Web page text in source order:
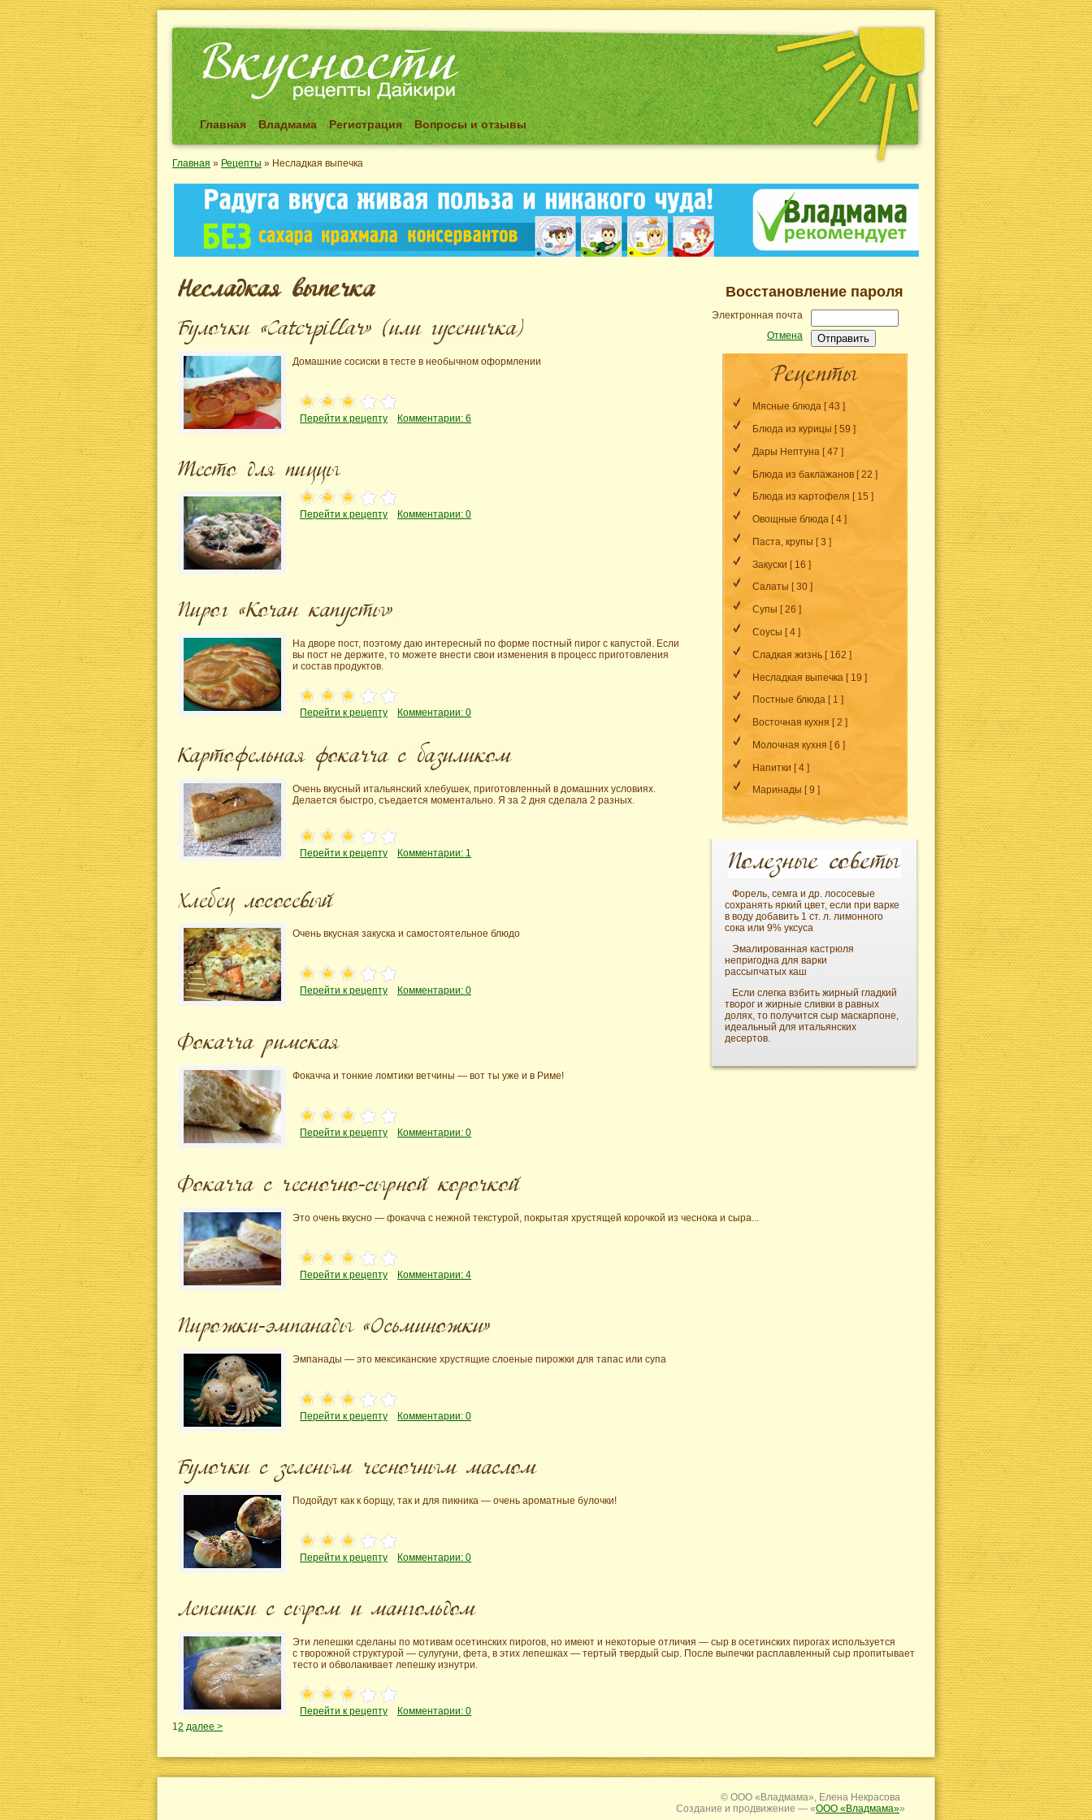
Главная Владмама Регистрация Вопросы и отзывы
Главная » Рецепты » Несладкая выпечка
Восстановление пароля
Электронная почта
Отмена
Отправить
Мясные блюда[ 43 ]
Блюда из курицы [ 59 ]
Дары Нептуна [ 47 ]
Блюда из баклажанов[ 22 ]
Блюда из картофеля [ 15 ]
Овощные блюда[ 4 ]
Паста, крупы [ 3 ]
Закуски [ 16 ]
Салаты [ 30 ]
Супы [ 26 ]
Соусы [ 4 ]
Сладкая жизнь[ 162 ]
Несладкая выпечка [ 19 ]
Постные блюда[ 1 ]
Восточная кухня [ 2 ]
Молочная кухня [ 6 ]
Напитки [ 4 ]
Маринады [ 9 ]
Форель, семга и др. лососевые
сохранять яркий цвет, если при варке
в воду добавить 1 ст. л. лимонного
сока или 9% уксуса
Эмалированная кастрюля
непригодна для варки
рассыпчатых каш
Если слегка взбить жирный гладкий
творог и жирные сливки в равных
долях, то получится сыр маскарпоне,
идеальный для итальянских
десертов.
Домашние сосиски в тесте в необычном оформлении
Перейти к рецепту Комментарии: 6
Перейти к рецепту Комментарии: 0
На дворе пост, поэтому даю интересный по форме постный пирог с капустой. Если
вы пост не держите, то можете внести свои изменения в процесс приготовления
и состав продуктов.
Перейти к рецепту Комментарии: 0
Очень вкусный итальянский хлебушек, приготовленный в домашних условиях.
Делается быстро, съедается моментально. Я за 2 дня сделала 2 разных.
Перейти к рецепту Комментарии: 1
Очень вкусная закуска и самостоятельное блюдо
Перейти к рецепту Комментарии: 0
Фокачча и тонкие ломтики ветчины — вот ты уже и в Риме!
Перейти к рецепту Комментарии: 0
Это очень вкусно — фокачча с нежной текстурой, покрытая хрустящей корочкой из чеснока и сыра...
Перейти к рецепту Комментарии: 4
Эмпанады — это мексиканские хрустящие слоеные пирожки для тапас или супа
Перейти к рецепту Комментарии: 0
Подойдут как к борщу, так и для пикника — очень ароматные булочки!
Перейти к рецепту Комментарии: 0
Эти лепешки сделаны по мотивам осетинских пирогов, но имеют и некоторые отличия — сыр в осетинских пирогах используется
с творожной структурой — сулугуни, фета, в этих лепешках — тертый твердый сыр. После выпечки расплавленный сыр пропитывает
тесто и обволакивает лепешку изнутри.
Перейти к рецепту
Комментарии: 0
12 далее >
© ООО «Владмама», Елена Некрасова
Создание и продвижение — «ООО «Владмама»»